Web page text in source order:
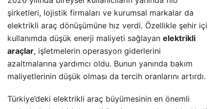
şirketleri, lojistik firmaları ve kurumsal markalar da
elektrikli araç dönüşümüne hız verdi. Özellikle şehir içi
kullanımda düşük enerji maliyeti sağlayan elektrikli
araçlar, işletmelerin operasyon giderlerini
azaltmalarına yardımcı oldu. Bunun yanında bakım
maliyetlerinin düşük olması da tercih oranlarını artırdı.
Türkiye’deki elektrikli araç büyümesinin en önemli